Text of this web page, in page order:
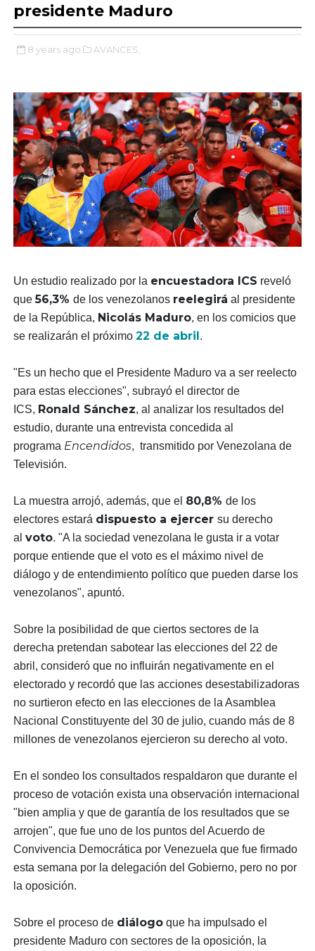
presidente Maduro
8 years ago AVANCES,
Un estudio realizado por la encuestadora ICS reveló
que56,3% de los venezolanos reelegirá al presidente
de la República, Nicolás Maduro, en los comicios que
se realizarán el próximo 22 de abril.
"Es un hecho que el Presidente Maduro va a ser reelecto
para estas elecciones", subrayó el director de
ICS, Ronald Sánchez, al analizar los resultados del
estudio, durante una entrevista concedida al
programaEncendidos, transmitido por Venezolana de
Televisión.
La muestra arrojó, además, que el 80,8% de los
electores estará dispuesto a ejercer su derecho
al voto. "A la sociedad venezolana le gusta ir a votar
porque entiende que el voto es el máximo nivel de
diálogo y de entendimiento político que pueden darse los
venezolanos", apuntó.
Sobre la posibilidad de que ciertos sectores de la
derecha pretendan sabotear las elecciones del 22 de
abril, consideró que no influirán negativamente en el
electorado y recordó que las acciones desestabilizadoras
no surtieron efecto en las elecciones de la Asamblea
Nacional Constituyente del 30 de julio, cuando más de 8
millones de venezolanos ejercieron su derecho al voto.
En el sondeo los consultados respaldaron que durante el
proceso de votación exista una observación internacional
"bien amplia y que de garantía de los resultados que se
arrojen", que fue uno de los puntos del Acuerdo de
Convivencia Democrática por Venezuela que fue firmado
esta semana por la delegación del Gobierno, pero no por
la oposición.
Sobre el proceso de diálogoque ha impulsado el
presidente Maduro con sectores de la oposición, la